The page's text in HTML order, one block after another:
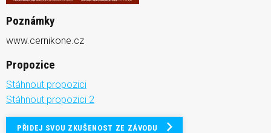
Poznámky
www.cernikone.cz
Propozice
Stáhnout propozici
Stáhnout propozici 2
PŘIDEJ SVOU ZKUŠENOST ZE ZÁVODU